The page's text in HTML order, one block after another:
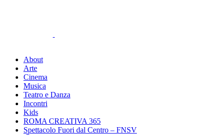
About
Arte
Cinema
Musica
Teatro e Danza
Incontri
Kids
ROMA CREATIVA 365
Spettacolo Fuori dal Centro – FNSV